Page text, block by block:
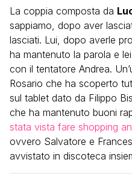
La coppia composta da
sappiamo, dopo aver
lasciati. Lui, dopo averle
ha mantenuto la parola e
con il tentatore Andrea.
Rosario che ha scoperto
sul tablet dato da Filippo
che ha mantenuto buoni
stata vista fare shopping
ovvero Salvatore e
avvistato in discoteca